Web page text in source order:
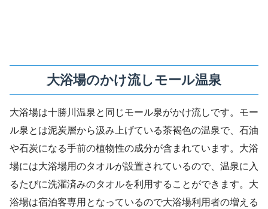
大浴場のかけ流しモール温泉
大浴場は十勝川温泉と同じモール泉がかけ流しです。モー
ル泉とは泥炭層から汲み上げている茶褐色の温泉で、石油
や石炭になる手前の植物性の成分が含まれています。大浴
場には大浴場用のタオルが設置されているので、温泉に入
るたびに洗濯済みのタオルを利用することができます。大
浴場は宿泊客専用となっているので大浴場利用者の増える